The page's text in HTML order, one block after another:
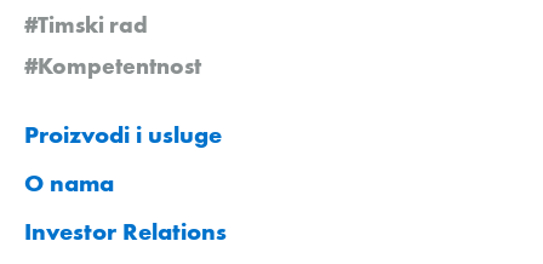
#Timski rad
#Kompetentnost
Proizvodi i usluge
O nama
Investor Relations